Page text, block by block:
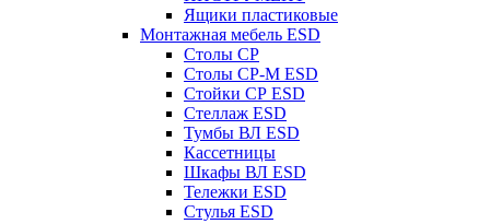
Ящики пластиковые
Монтажная мебель ESD
Столы СР
Столы СР-М ESD
Стойки СР ESD
Стеллаж ESD
Тумбы ВЛ ESD
Кассетницы
Шкафы ВЛ ESD
Тележки ESD
Стулья ESD